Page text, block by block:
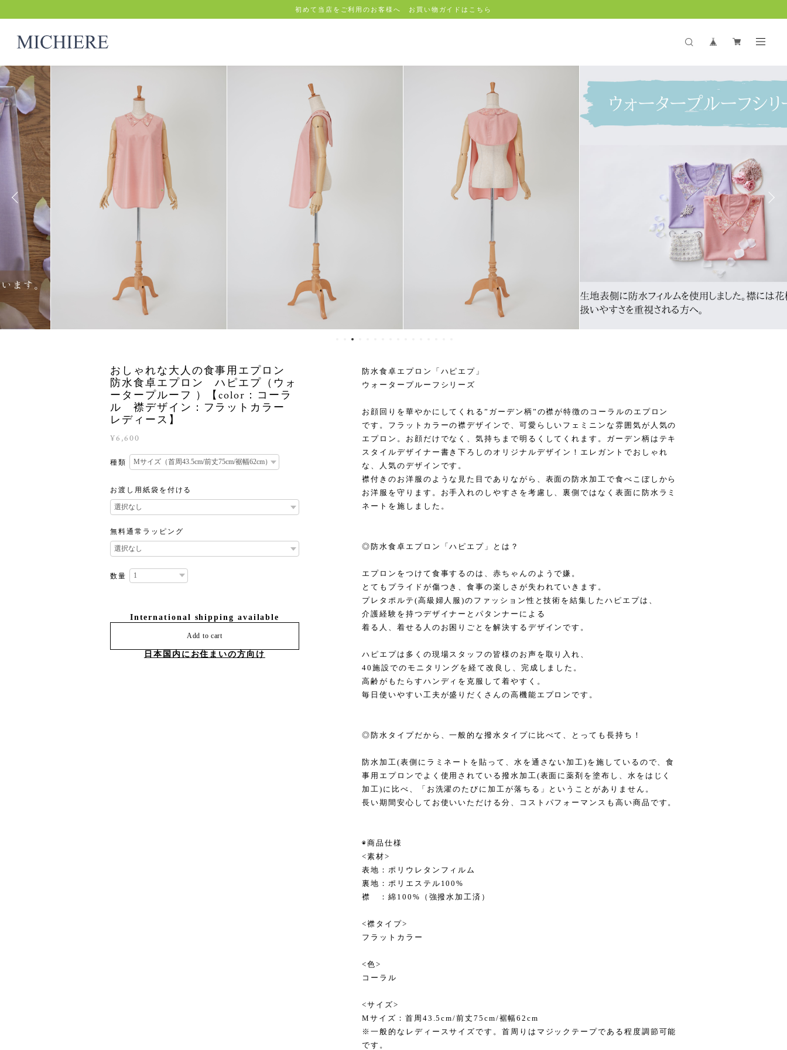
初めて当店をご利用のお客様へ お買い物ガイドはこちら
おしゃれな大人の食事用エプロン
防水食卓エプロン ハピエプ（ウォ
ータープルーフ ）【color：コーラ
ル 襟デザイン：フラットカラー
レディース】
¥6,600
種類
お渡し用紙袋を付ける
無料通常ラッピング
数量
International shipping available
Add to cart
日本国内にお住まいの方向け
防水食卓エプロン「ハピエプ」
ウォータープルーフシリーズ
お顔回りを華やかにしてくれる”ガーデン柄”の襟が特徴のコーラルのエプロン
です。フラットカラーの襟デザインで、可愛らしいフェミニンな雰囲気が人気の
エプロン。お顔だけでなく、気持ちまで明るくしてくれます。ガーデン柄はテキ
スタイルデザイナー書き下ろしのオリジナルデザイン！エレガントでおしゃれ
な、人気のデザインです。
襟付きのお洋服のような見た目でありながら、表面の防水加工で食べこぼしから
お洋服を守ります。お手入れのしやすさを考慮し、裏側ではなく表面に防水ラミ
ネートを施しました。
◎防水食卓エプロン「ハピエプ」とは？
エプロンをつけて食事するのは、赤ちゃんのようで嫌。
とてもプライドが傷つき、食事の楽しさが失われていきます。
プレタポルテ(高級婦人服)のファッション性と技術を結集したハピエプは、
介護経験を持つデザイナーとパタンナーによる
着る人、着せる人のお困りごとを解決するデザインです。
ハピエプは多くの現場スタッフの皆様のお声を取り入れ、
40施設でのモニタリングを経て改良し、完成しました。
高齢がもたらすハンディを克服して着やすく。
毎日使いやすい工夫が盛りだくさんの高機能エプロンです。
◎防水タイプだから、一般的な撥水タイプに比べて、とっても長持ち！
防水加工(表側にラミネートを貼って、水を通さない加工)を施しているので、食
事用エプロンでよく使用されている撥水加工(表面に薬剤を塗布し、水をはじく
加工)に比べ、「お洗濯のたびに加工が落ちる」ということがありません。
長い期間安心してお使いいただける分、コストパフォーマンスも高い商品です。
◉商品仕様
<素材>
表地：ポリウレタンフィルム
裏地：ポリエステル100%
襟 ：綿100%（強撥水加工済）
<襟タイプ>
フラットカラー
<色>
コーラル
<サイズ>
Mサイズ：首周43.5cm/前丈75cm/裾幅62cm
※一般的なレディースサイズです。首周りはマジックテープである程度調節可能
です。